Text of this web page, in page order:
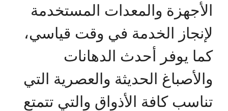
الأجهزة والمعدات المستخدمة
لإنجاز الخدمة في وقت قياسي،
كما يوفر أحدث الدهانات
والأصباغ الحديثة والعصرية التي
تناسب كافة الأذواق والتي تتمتع